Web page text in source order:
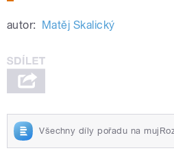
autor: Matěj Skalický
Všechny díly pořadu na